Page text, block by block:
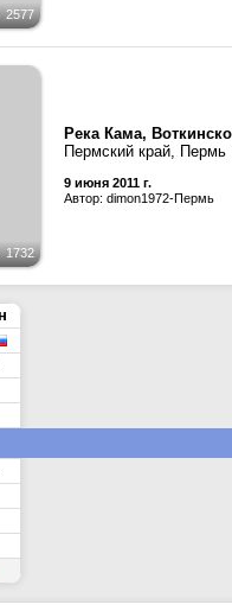
2112
2577
Река Волга,
Татарстан, Камское
18 июня 2011 г.
Автор: Иван Плеханов
1732